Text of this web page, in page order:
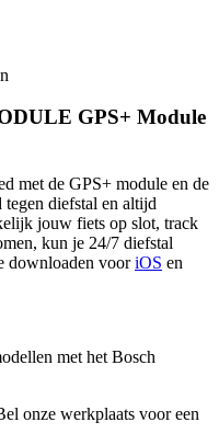
GPS+ Module
met de GPS+ module en de
diefstal en altijd
jouw fiets op slot, track
kun je 24/7 diefstal
downloaden vooriOS en
met het Bosch
onze werkplaats voor een